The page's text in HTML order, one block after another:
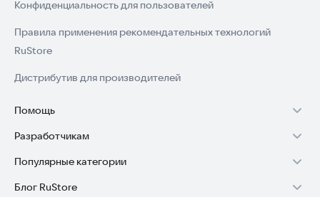
Конфиденциальность для пользователей
Правила применения рекомендательных технологий
RuStore
Дистрибутив для производителей
Помощь
Установка RuStore на TV
Установка RuStore на телефон
Установка RuStore в машину
Разработчикам
Зарабатывать с RuStore
Стать разработчиком
Популярные категории
Игры для Android
Блог RuStore